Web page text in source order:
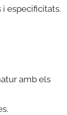
i especificitats.
amb els